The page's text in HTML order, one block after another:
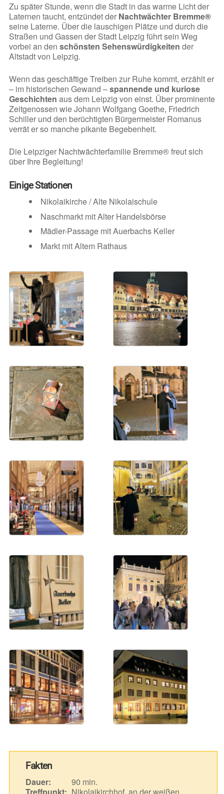
Zu später Stunde, wenn die Stadt in das warme Licht der
Laternen taucht, entzündet der Nachtwächter Bremme®
seine Laterne. Über die lauschigen Plätze und durch die
Straßen und Gassen der Stadt Leipzig führt sein Weg
vorbei an den schönsten Sehenswürdigkeiten der
Altstadt von Leipzig.
Wenn das geschäftige Treiben zur Ruhe kommt, erzählt er
– im historischen Gewand –spannende und kuriose
Geschichten aus dem Leipzig von einst. Über prominente
Zeitgenossen wie Johann Wolfgang Goethe, Friedrich
Schiller und den berüchtigten Bürgermeister Romanus
verrät er so manche pikante Begebenheit.
Die Leipziger Nachtwächterfamilie Bremme® freut sich
über Ihre Begleitung!
Einige Stationen
Nikolaikirche / Alte Nikolaischule
Naschmarkt mit Alter Handelsbörse
Mädler-Passage mit Auerbachs Keller
Markt mit Altem Rathaus
Fakten
Dauer:
90 min.
Treffpunkt: Nikolaikirchhof, an der weißen